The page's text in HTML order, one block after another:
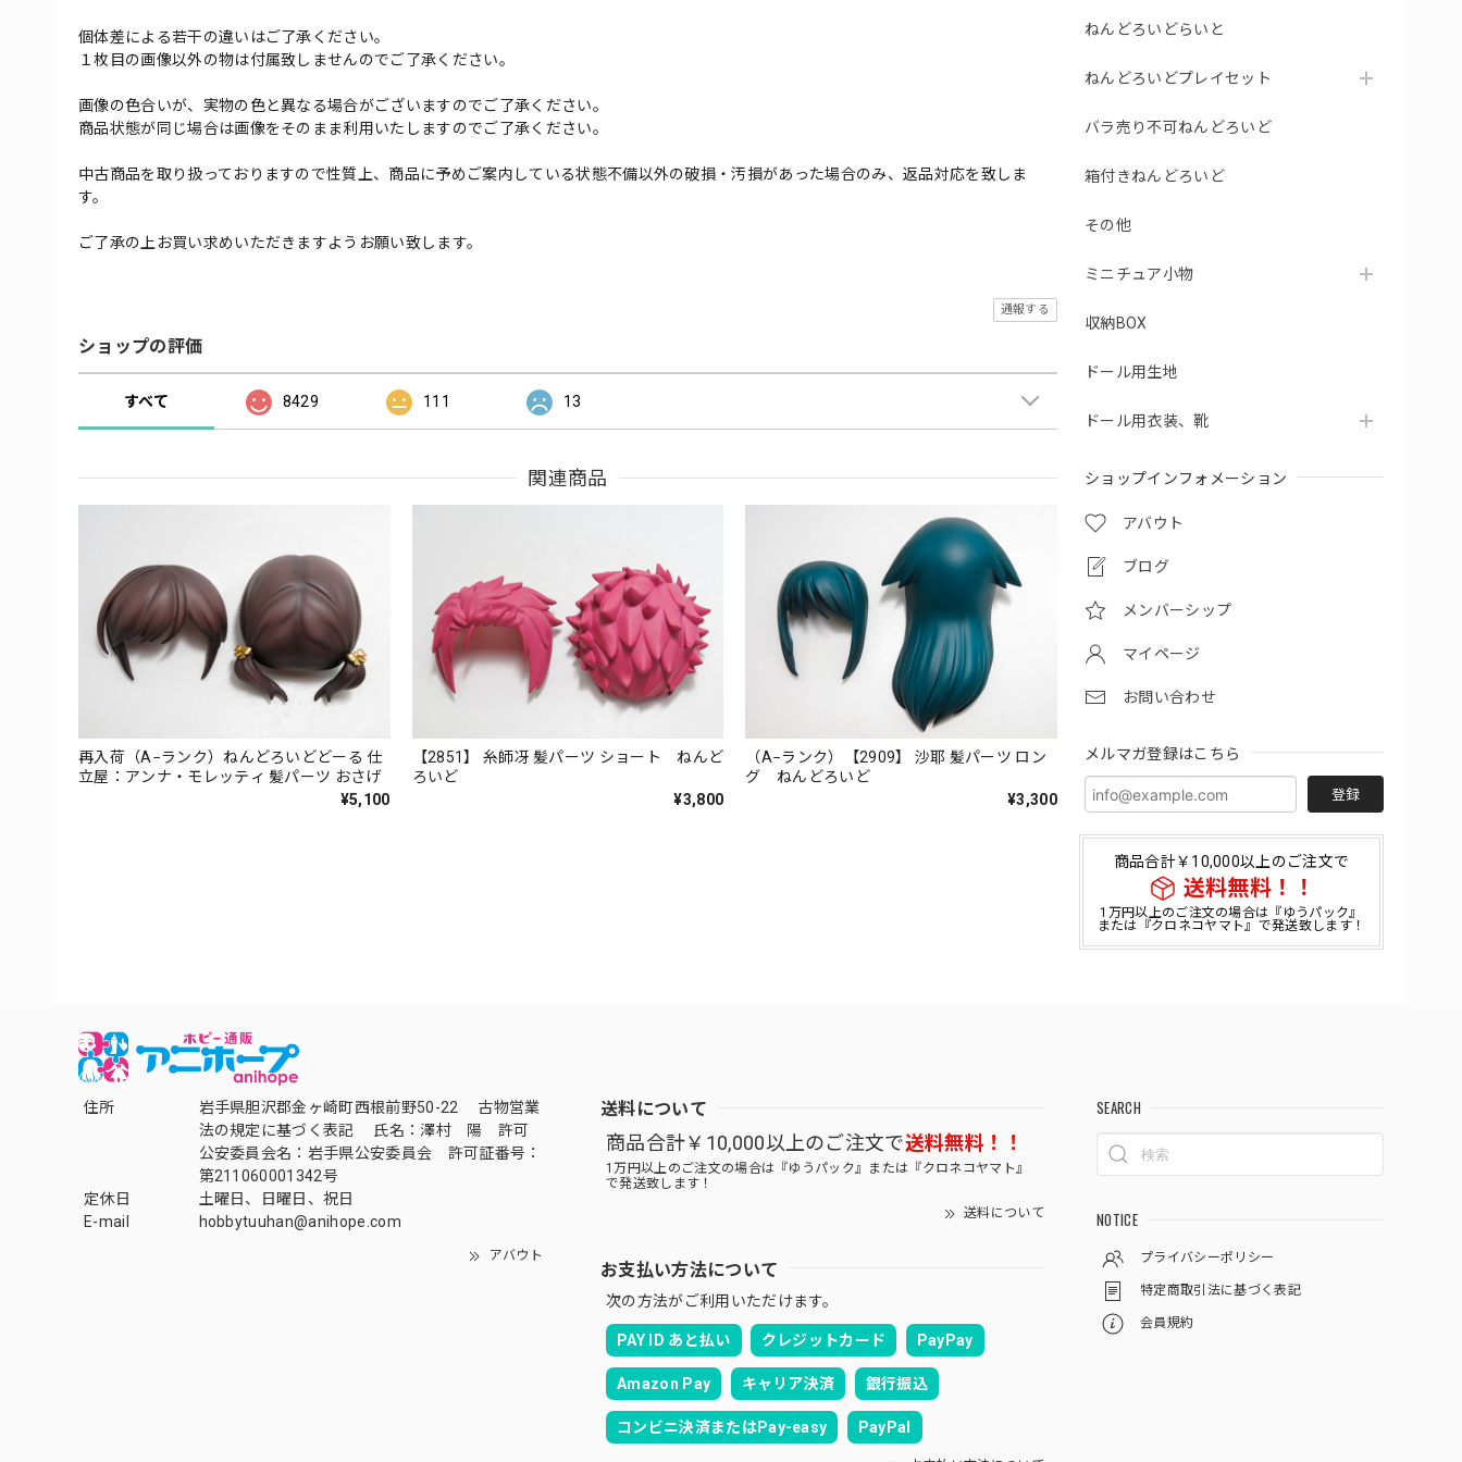
ねんどろいどらいと
ねんどろいどプレイセット
バラ売り不可ねんどろいど
箱付きねんどろいど
その他
ミニチュア小物
収納BOX
ドール用生地
ドール用衣装、靴
ショップインフォメーション
アバウト
ブログ
メンバーシップ
マイページ
お問い合わせ
メルマガ登録はこちら
登録
商品合計￥10,000以上のご注文で
送料無料！！
1万円以上のご注文の場合は『ゆうパック』
または『クロネコヤマト』で発送致します！
個体差による若干の違いはご了承ください。
１枚目の画像以外の物は付属致しませんのでご了承ください。
画像の色合いが、実物の色と異なる場合がございますのでご了承ください。
商品状態が同じ場合は画像をそのまま利用いたしますのでご了承ください。
中古商品を取り扱っておりますので性質上、商品に予めご案内している状態不備以外の破損・汚損があった場合のみ、返品対応を致しま
す。
ご了承の上お買い求めいただきますようお願い致します。
通報する
ショップの評価
すべて 8429 111 13
関連商品
再入荷（A−ランク）ねんどろいどどーる 仕
立屋：アンナ・モレッティ 髪パーツ おさげ
¥5,100
【2851】 糸師冴 髪パーツ ショート ねんど
ろいど
¥3,800
（A−ランク）【2909】 沙耶 髪パーツ ロン
グ ねんどろいど
¥3,300
住所
岩手県胆沢郡金ヶ崎町西根前野50-22 古物営業
法の規定に基づく表記 氏名：澤村 陽 許可
公安委員会名：岩手県公安委員会 許可証番号：
第211060001342号
定休日
土曜日、日曜日、祝日
E-mail
hobbytuuhan@anihope.com
アバウト
送料について
商品合計￥10,000以上のご注文で送料無料！！
1万円以上のご注文の場合は『ゆうパック』または『クロネコヤマト』
で発送致します！
送料について
お支払い方法について
次の方法がご利用いただけます。
PAY ID あと払い クレジットカード PayPay
Amazon Pay キャリア決済 銀行振込
コンビニ決済またはPay-easy PayPal
SEARCH
NOTICE
プライバシーポリシー
特定商取引法に基づく表記
会員規約